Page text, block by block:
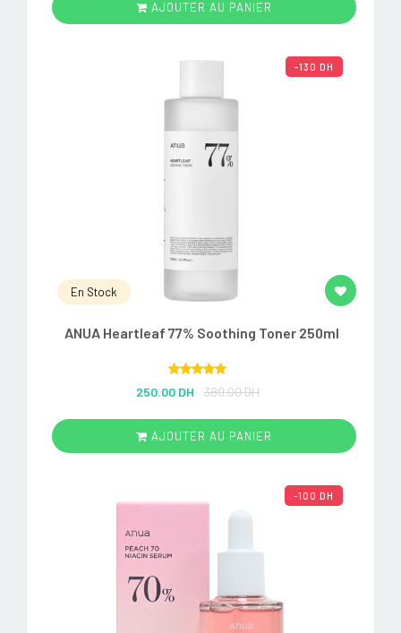
AJOUTER AU PANIER
-130 DH
En Stock
ANUA Heartleaf 77% Soothing Toner 250ml
out of 5
250.00 DH 380.00 DH
AJOUTER AU PANIER
-100 DH